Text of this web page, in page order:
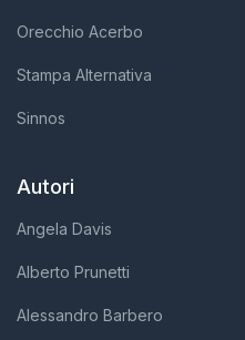
Orecchio Acerbo
Stampa Alternativa
Sinnos
Autori
Angela Davis
Alberto Prunetti
Alessandro Barbero